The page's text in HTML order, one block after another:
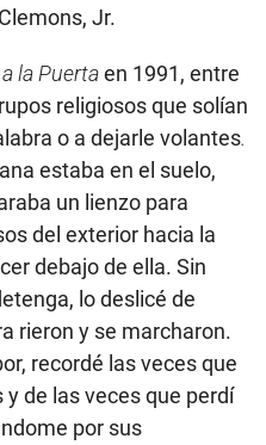
Jr.
la Puertaen 1991, entre
religiosos que solían
o a dejarle volantes.
estaba en el suelo,
un lienzo para
del exterior hacia la
debajo de ella. Sin
lo deslicé de
rieron y se marcharon.
recordé las veces que
de las veces que perdí
por sus